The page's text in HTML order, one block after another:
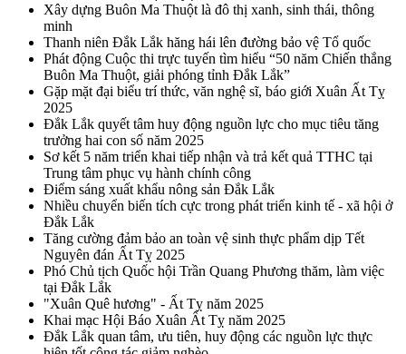
Xây dựng Buôn Ma Thuột là đô thị xanh, sinh thái, thông
minh
Thanh niên Đắk Lắk hăng hái lên đường bảo vệ Tổ quốc
Phát động Cuộc thi trực tuyến tìm hiểu “50 năm Chiến thắng
Buôn Ma Thuột, giải phóng tỉnh Đắk Lắk”
Gặp mặt đại biểu trí thức, văn nghệ sĩ, báo giới Xuân Ất Tỵ
2025
Đắk Lắk quyết tâm huy động nguồn lực cho mục tiêu tăng
trưởng hai con số năm 2025
Sơ kết 5 năm triển khai tiếp nhận và trả kết quả TTHC tại
Trung tâm phục vụ hành chính công
Điểm sáng xuất khẩu nông sản Đắk Lắk
Nhiều chuyển biến tích cực trong phát triển kinh tế - xã hội ở
Đắk Lắk
Tăng cường đảm bảo an toàn vệ sinh thực phẩm dịp Tết
Nguyên đán Ất Tỵ 2025
Phó Chủ tịch Quốc hội Trần Quang Phương thăm, làm việc
tại Đắk Lắk
"Xuân Quê hương" - Ất Tỵ năm 2025
Khai mạc Hội Báo Xuân Ất Tỵ năm 2025
Đắk Lắk quan tâm, ưu tiên, huy động các nguồn lực thực